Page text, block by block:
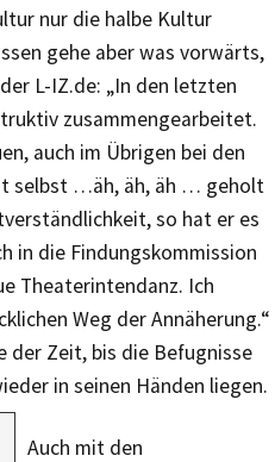
nur die halbe Kultur
gehe aber was vorwärts,
L-IZ.de: „In den letzten
zusammengearbeitet.
auch im Übrigen bei den
selbst …äh, äh, äh … geholt
so hat er es
in die Findungskommission
Theaterintendanz. Ich
Weg der Annäherung.“
der Zeit, bis die Befugnisse
in seinen Händen liegen.
Auch mit den